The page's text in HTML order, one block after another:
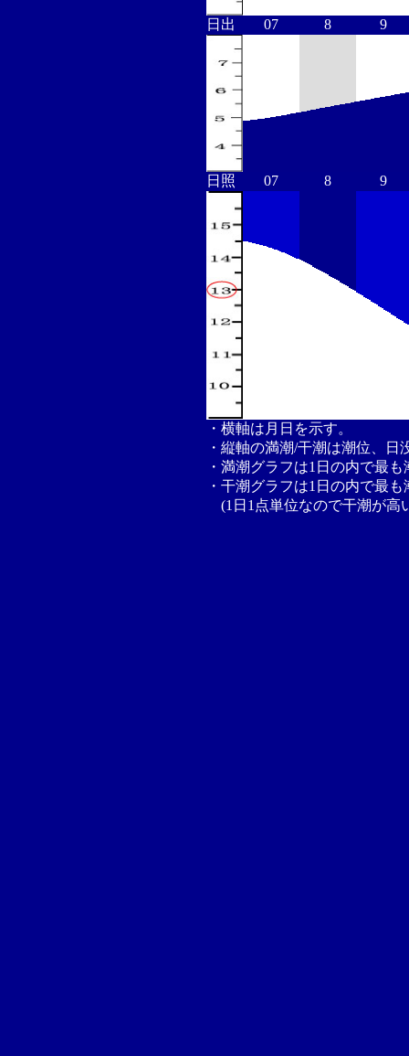
日出 07 8 9
日照 07 8 9
・横軸は月日を示す。
・縦軸の満潮/干潮は潮位、
・満潮グラフは1日の内で最
・干潮グラフは1日の内で最
(1日1点単位なので干潮が高